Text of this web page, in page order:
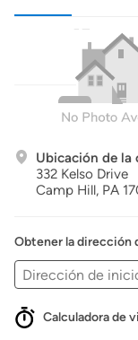
Ubicación de la
332 Kelso Drive
Camp Hill, PA
Obtener la dirección
Calculadora de